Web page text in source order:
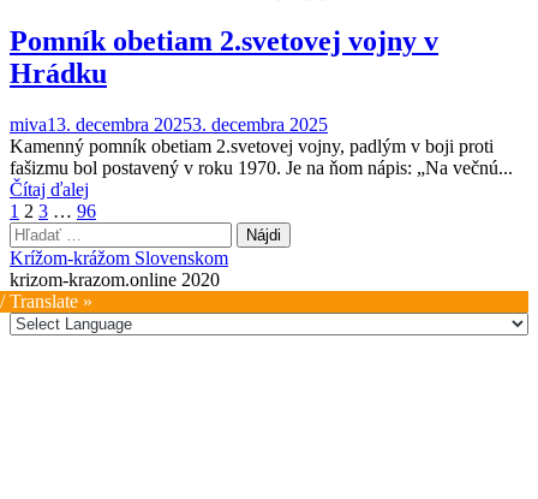
Pomník obetiam 2.svetovej vojny v
Hrádku
miva13. decembra 20253. decembra 2025
Kamenný pomník obetiam 2.svetovej vojny, padlým v boji proti
fašizmu bol postavený v roku 1970. Je na ňom nápis: „Na večnú...
Čítaj ďalej
Stránkovanie
príspevkov
1 2 3 … 96
Hľadať:
Krížom-krážom Slovenskom
krizom-krazom.online 2020
Translate »